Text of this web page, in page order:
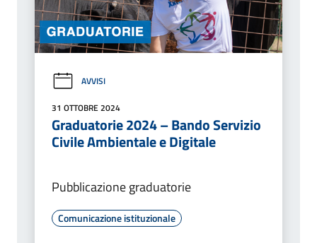
AVVISI
31 OTTOBRE 2024
Graduatorie 2024 – Bando Servizio
Civile Ambientale e Digitale
Pubblicazione graduatorie
Comunicazione istituzionale